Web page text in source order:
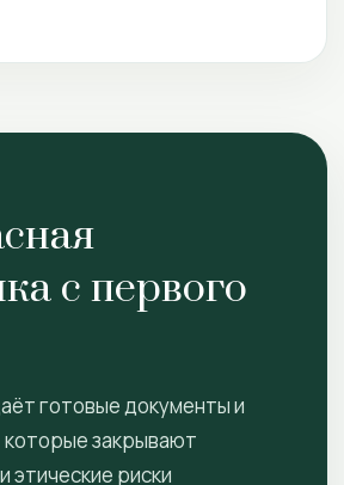
с первого
готовые документы и
закрывают
этические риски